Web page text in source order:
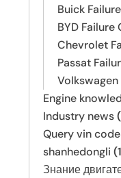
Buick
BYD Failure
Chevrolet
Passat
Volkswagen
Engine
Industry news
Query vin
shanhedongli
Знание